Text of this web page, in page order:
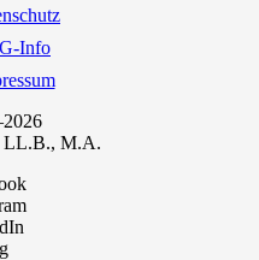
Info
LL.B., M.A.